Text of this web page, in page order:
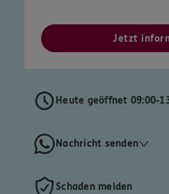
Jetzt
Heute geöffnet 09:00-
Nachricht senden
Schaden melden